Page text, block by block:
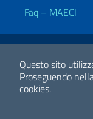
Questo sito
Proseguendo
cookies.
Faq – MAECI
Link Utili